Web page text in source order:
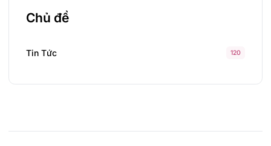
Chủ đề
Tin Tức 120